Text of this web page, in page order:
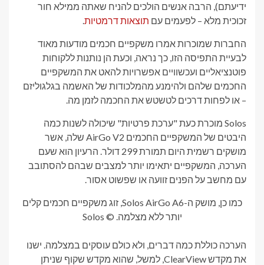
ידיעתם), הרבה אנשים הולכים להניח שאתה ממילא חור
זכוכית מלא – לפעמים עם תוצאות דרמטיות.
החברות שמוכרות אמרו משקפיים חכמים מודעות מאוד
לבעיית התפיסה הזו, כך נראה, וכעת הן נותנות ללקוחות
פוטנציאליים ועכשוויים אפשרויות להאט את המשקפיים
החכמים שלהם ולהימנע מהמלכודות של האשמה בגלגוליזם
– או לפחות דרכים לטשטש את החכמה לזמן מה.
Solos מוכרת כעת "ערכת פרטיות" שיכולה לשנות כמה
היבטים של המשקפיים החכמים AirGo V2 שלה, אשר
מושקים רשמית היום תמורת 299 דולר. הרעיון הוא שעם
הערכה, המשקפיים יתאימו יותר למצבים שבהם להסתובב
עם מחשב על הפנים זוועה או שפשוט אסור.
כמו כן, מושק ה-Solos AirGo A6, זוג משקפיים חכמים קלים
יותר ללא מצלמה. © Solos
הערכה כוללת כמה דברים, ולא כולם עוסקים במצלמה. ישנו
את מקדש ClearView, למשל, שהוא מקדש שקוף שניתן